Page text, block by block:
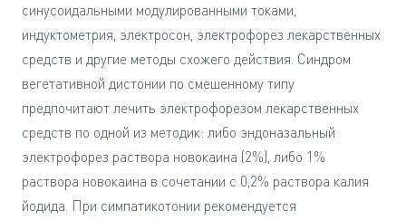
синусоидальными модулированными токами,
индуктометрия, электросон, электрофорез лекарственных
средств и другие методы схожего действия. Синдром
вегетативной дистонии по смешенному типу
предпочитают лечить электрофорезом лекарственных
средств по одной из методик: либо эндоназальный
электрофорез раствора новокаина (2%), либо 1%
раствора новокаина в сочетании с 0,2% раствора калия
йодида. При симпатикотонии рекомендуется